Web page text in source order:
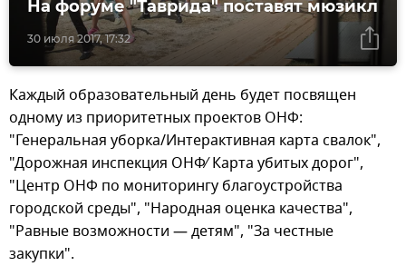
30 июля 2017, 17:32
На форуме "Таврида" поставят мюзикл
Каждый образовательный день будет посвящен
одному из приоритетных проектов ОНФ:
"Генеральная уборка/Интерактивная карта свалок",
"Дорожная инспекция ОНФ∕ Карта убитых дорог",
"Центр ОНФ по мониторингу благоустройства
городской среды", "Народная оценка качества",
"Равные возможности — детям", "За честные
закупки".